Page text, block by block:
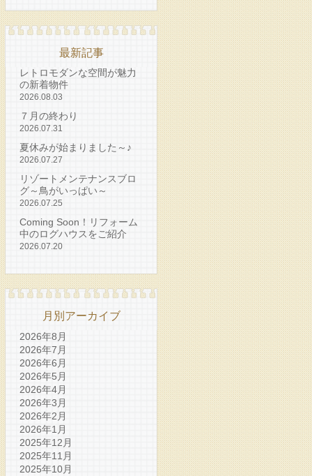
最新記事
レトロモダンな空間が魅力
の新着物件
2026.08.03
７月の終わり
2026.07.31
夏休みが始まりました～♪
2026.07.27
リゾートメンテナンスブロ
グ～鳥がいっぱい～
2026.07.25
Coming Soon！リフォーム
中のログハウスをご紹介
2026.07.20
月別アーカイブ
2026年8月
2026年7月
2026年6月
2026年5月
2026年4月
2026年3月
2026年2月
2026年1月
2025年12月
2025年11月
2025年10月